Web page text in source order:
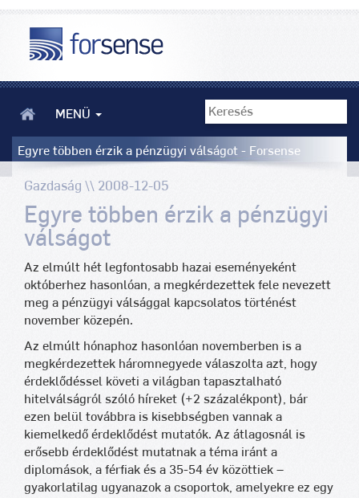
MENÜ
Egyre többen érzik a pénzügyi válságot - Forsense
Gazdaság \\ 2008-12-05
Egyre többen érzik a pénzügyi
válságot
Az elmúlt hét legfontosabb hazai eseményeként
októberhez hasonlóan, a megkérdezettek fele nevezett
meg a pénzügyi válsággal kapcsolatos történést
november közepén.
Az elmúlt hónaphoz hasonlóan novemberben is a
megkérdezettek háromnegyede válaszolta azt, hogy
érdeklődéssel követi a világban tapasztalható
hitelválságról szóló híreket (+2 százalékpont), bár
ezen belül továbbra is kisebbségben vannak a
kiemelkedő érdeklődést mutatók. Az átlagosnál is
erősebb érdeklődést mutatnak a téma iránt a
diplomások, a férfiak és a 35-54 év közöttiek –
gyakorlatilag ugyanazok a csoportok, amelyekre ez egy